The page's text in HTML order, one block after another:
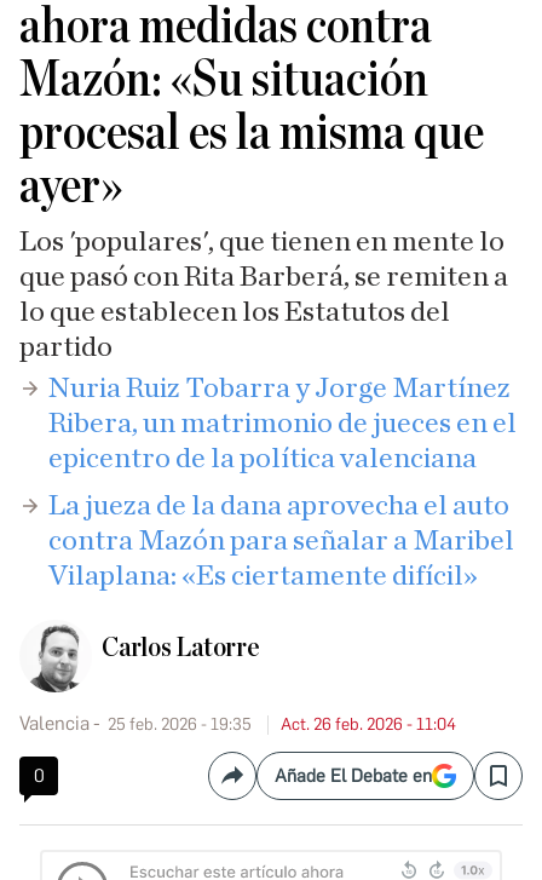
ahora medidas contra
Mazón: «Su situación
procesal es la misma que
ayer»
Los 'populares', que tienen en mente lo
que pasó con Rita Barberá, se remiten a
lo que establecen los Estatutos del
partido
Nuria Ruiz Tobarra y Jorge Martínez
Ribera, un matrimonio de jueces en el
epicentro de la política valenciana
La jueza de la dana aprovecha el auto
contra Mazón para señalar a Maribel
Vilaplana: «Es ciertamente difícil»
Carlos Latorre
Valencia 25 feb. 2026 - 19:35 Act. 26 feb. 2026 - 11:04
0 CompartirAñade El Debate en Save